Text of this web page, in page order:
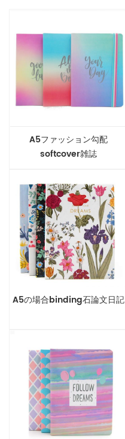
A5ファッション勾配
softcover雑誌
A5の場合binding石論文日記